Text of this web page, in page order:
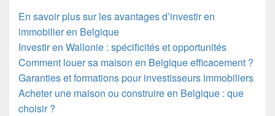
En savoir plus sur les avantages d’investir en
immobilier en Belgique
Investir en Wallonie : spécificités et opportunités
Comment louer sa maison en Belgique efficacement ?
Garanties et formations pour investisseurs immobiliers
Acheter une maison ou construire en Belgique : que
choisir ?